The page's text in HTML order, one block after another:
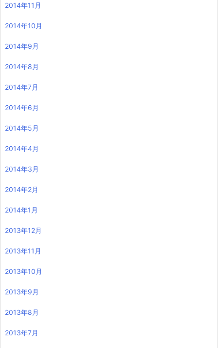
2014年11月
2014年10月
2014年9月
2014年8月
2014年7月
2014年6月
2014年5月
2014年4月
2014年3月
2014年2月
2014年1月
2013年12月
2013年11月
2013年10月
2013年9月
2013年8月
2013年7月